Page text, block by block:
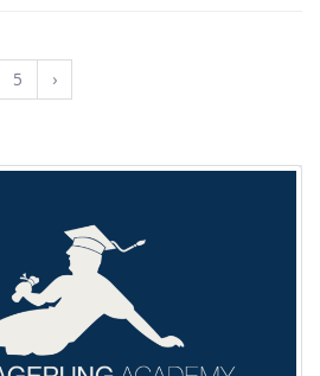
5 ›